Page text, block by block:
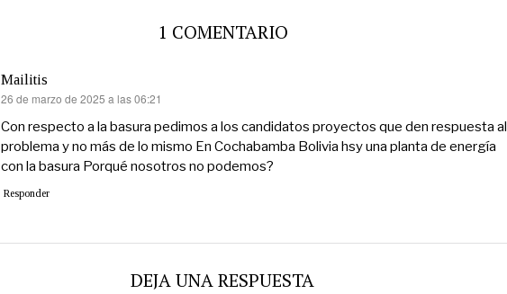
1 COMENTARIO
Mailitis
dice:
26 de marzo de 2025 a las 06:21
Con respecto a la basura pedimos a los candidatos proyectos que den respuesta al
problema y no más de lo mismo En Cochabamba Bolivia hsy una planta de energía
con la basura Porqué nosotros no podemos?
Responder
DEJA UNA RESPUESTA